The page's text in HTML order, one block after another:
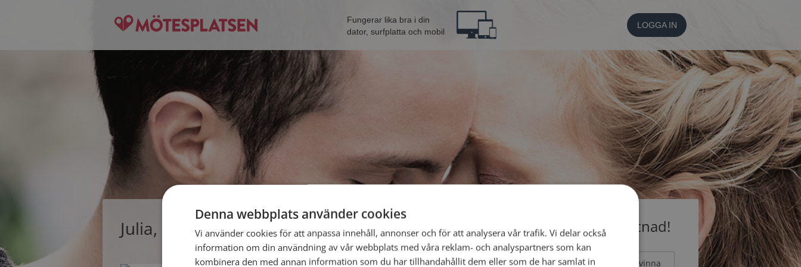
Fungerar lika bra i din
dator, surfplatta och mobil
LOGGA IN
Julia, singelkvinna från Lycksele Bli medlem utan kostnad!
Jag är en: Man Kvinna
Denna webbplats använder cookies
Vi använder cookies för att anpassa innehåll, annonser och för att analysera vår trafik. Vi delar också
information om din användning av vår webbplats med våra reklam- och analyspartners som kan
kombinera den med annan information som du har tillhandahållit dem eller som de har samlat in